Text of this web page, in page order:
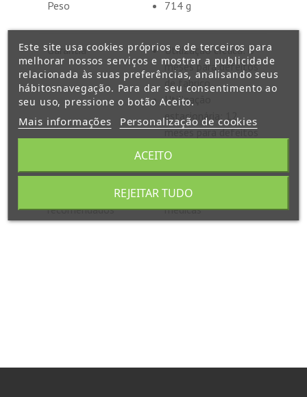
Peso 714 g
Garantia
Utilização cíclica: 6
meses para defeitos
de fabrico
Utilização
estacionária: 12
meses para defeitos
de fabrico
recomendados
Aplicaciones
médicas
Este site usa cookies próprios e de terceiros para
melhorar nossos serviços e mostrar a publicidade
relacionada às suas preferências, analisando seus
hábitosnavegação. Para dar seu consentimento ao
seu uso, pressione o botão Aceito.
Mais informações Personalização de cookies
REJEITAR TUDO
ACEITO